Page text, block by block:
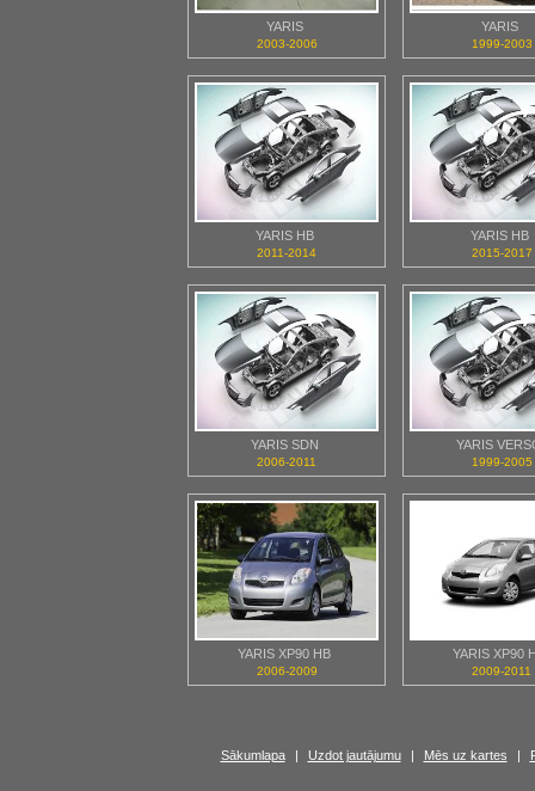
YARIS
2003-2006
YARIS
1999-2003
YARIS HB
2011-2014
YARIS HB
2015-2017
YARIS SDN
2006-2011
YARIS
1999-2005
YARIS XP90 HB
2006-2009
YARIS XP90
2009-2011
Sākumlapa | Uzdot jautājumu | Mēs uz kartes |